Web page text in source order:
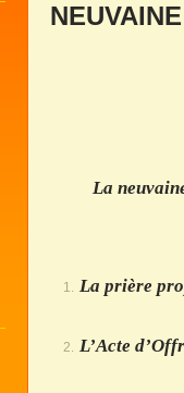
La
La prière
L’Acte